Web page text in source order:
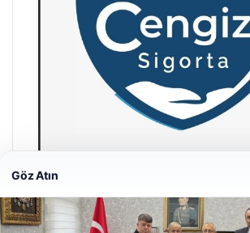
Hastaş Beton
26/05/2026
Göz Atın